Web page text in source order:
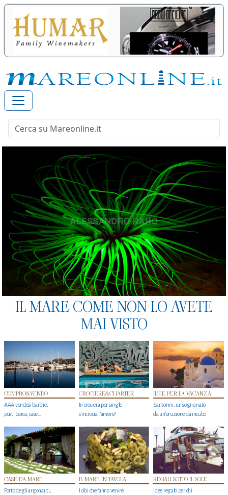
IL MARE COME NON LO AVETE
MAI VISTO
COMPRO&VENDO
AAA vendesi barche,
posti barca, case…
CROCIERE&CHARTER
In crociera per single
s'incrocia l’amore?
IDEE PER LA VACANZA
Santorini, un sogno nato
da un’eruzione da incubo
CASE DA MARE
Porto degli argonauti,
IL MARE IN TAVOLA
I cibi che fanno venire
REGALI SOTTO IL SOLE
Idee regalo per chi